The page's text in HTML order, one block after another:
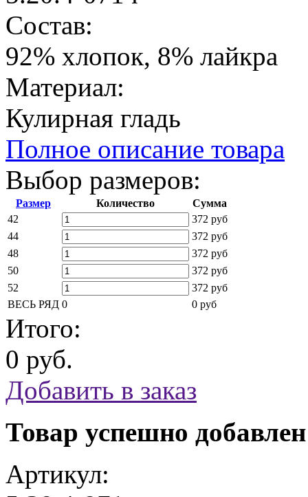
Состав:
92% хлопок, 8% лайкра
Материал:
Кулирная гладь
Полное описание товара
Выбор размеров:
Размер Количество
Сумма
42
372 руб
44
372 руб
48
372 руб
50
372 руб
52
372 руб
ВЕСЬ РЯД 0 0 руб
Итого:
0 руб.
Добавить в заказ
Товар успешно
Артикул: